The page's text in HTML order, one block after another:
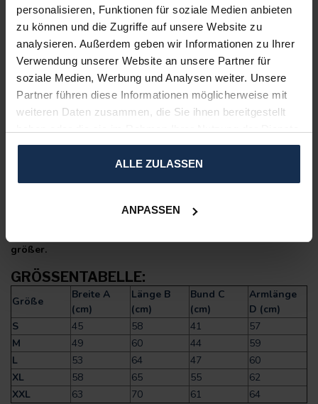
personalisieren, Funktionen für soziale Medien anbieten
zu können und die Zugriffe auf unsere Website zu
analysieren. Außerdem geben wir Informationen zu Ihrer
Verwendung unserer Website an unsere Partner für
soziale Medien, Werbung und Analysen weiter. Unsere
Partner führen diese Informationen möglicherweise mit
weiteren Daten zusammen, die Sie ihnen bereitgestellt
gesammelt haben.
ALLE ZULASSEN
ANPASSEN
Farbe: Hellgrau, Schwarz, Blau, Burgund und Beige
Material & Pflegehinweise
100% Polyester
Handwäsche
Technische Details
Powerbank (10000mAh, 5V)
Gewicht: 175g
Bedienungsanleitung
größer.
GRÖSSENTABELLE:
Größe
Breite A
(cm)
Länge B
(cm)
Bund C
(cm)
Armlänge
D (cm)
S
45 58 41
57
M
49 60 44
59
L
53 64 47
60
XL
58 65 55
62
XXL
63 70 61 64